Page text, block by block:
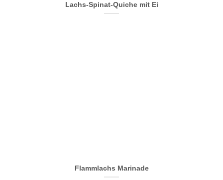
Lachs-Spinat-Quiche mit Ei
Flammlachs Marinade